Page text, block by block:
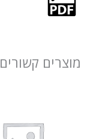
מוצרים קשורים